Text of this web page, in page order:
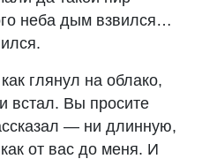
неба дым взвился…
глянул на облако,
встал. Вы просите
— ни длинную,
от вас до меня. И